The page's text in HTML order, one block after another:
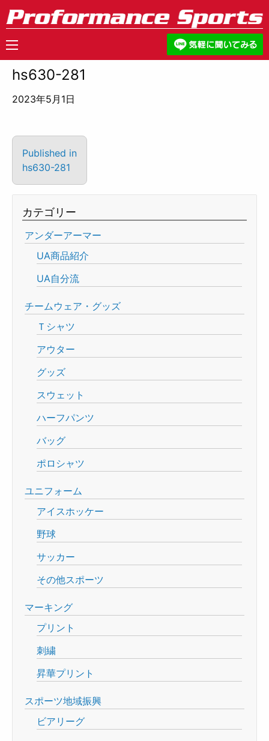
hs630-281
2023年5月1日
Published in
hs630-281
カテゴリー
アンダーアーマー
UA商品紹介
UA自分流
チームウェア・グッズ
Ｔシャツ
アウター
グッズ
スウェット
ハーフパンツ
バッグ
ポロシャツ
ユニフォーム
アイスホッケー
野球
サッカー
その他スポーツ
マーキング
プリント
刺繍
昇華プリント
スポーツ地域振興
ビアリーグ